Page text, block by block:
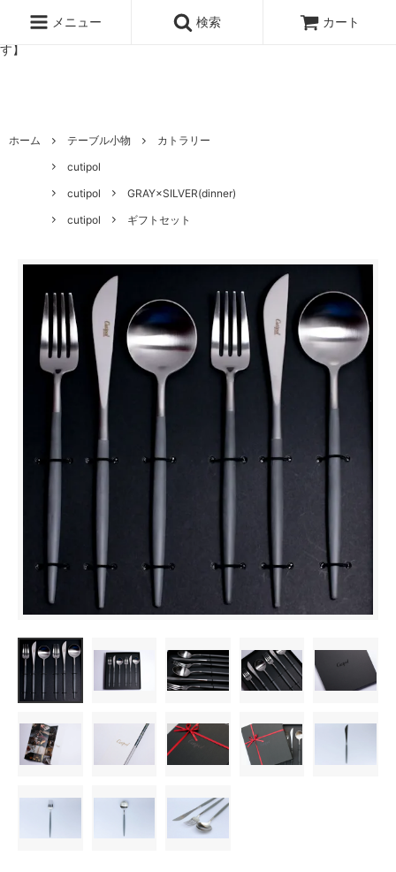
ッタのオンラインストア【アラビア,クイストゴーなどの北欧ヴィンテ
ージ食器,雅峰窯やソルテグラスジュエリーなどの作家の作品が並びま
す】
メニュー 検索 カート
ホーム テーブル小物
カトラリー
cutipol
cutipol
GRAY×SILVER(dinner)
cutipol
ギフトセット